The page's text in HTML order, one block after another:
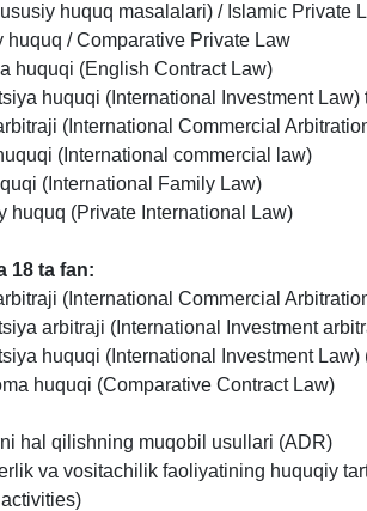
huquq masalalari) / Islamic Private
huquq / Comparative Private Law
huquqi (English Contract Law)
huquqi (International Investment Law)
(International Commercial
(International commercial law)
(International Family Law)
huquq (Private International Law)
18 ta fan:
(International Commercial
arbitraji (International Investment
huquqi (International Investment
huquqi (Comparative Contract Law)
hal qilishning muqobil usullari (ADR)
va vositachilik faoliyatining huquqiy